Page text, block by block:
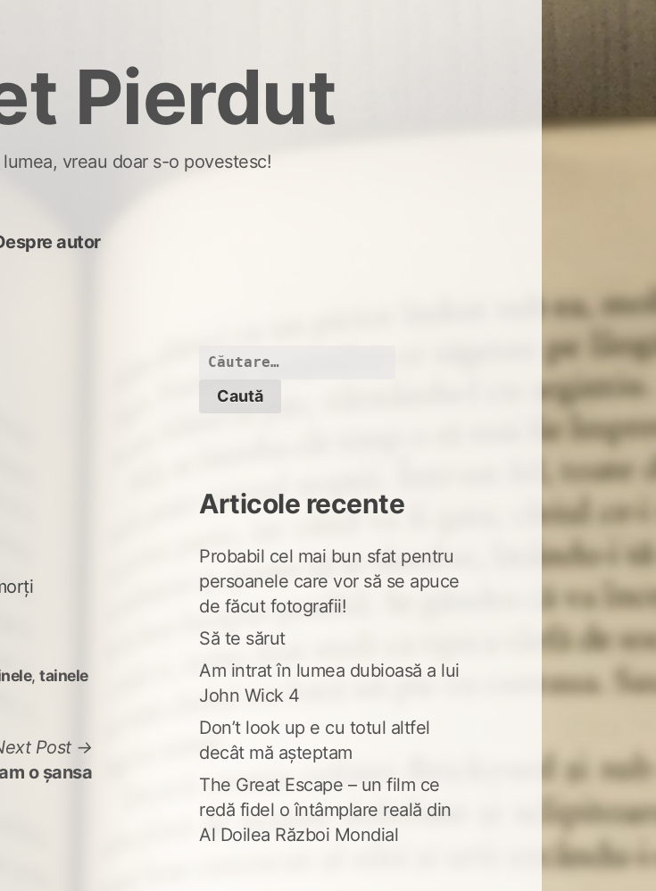
Pierdut
vreau doar s-o povestesc!
autor
,tainele
Post
post:
o şansa
Caută
Articole recente
Probabil cel mai bun sfat pentru
persoanele care vor să se apuce
de făcut fotografii!
Să te sărut
Am intrat în lumea dubioasă a lui
John Wick 4
Don’t look up e cu totul altfel
decât mă așteptam
The Great Escape – un film ce
redă fidel o întâmplare reală din
Al Doilea Război Mondial